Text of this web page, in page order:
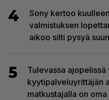
4
Sony kertoo
valmistuksen
aikoo silti pysyä
5
Tulevassa
kyytipalveluyrittäjän
matkustajalla on